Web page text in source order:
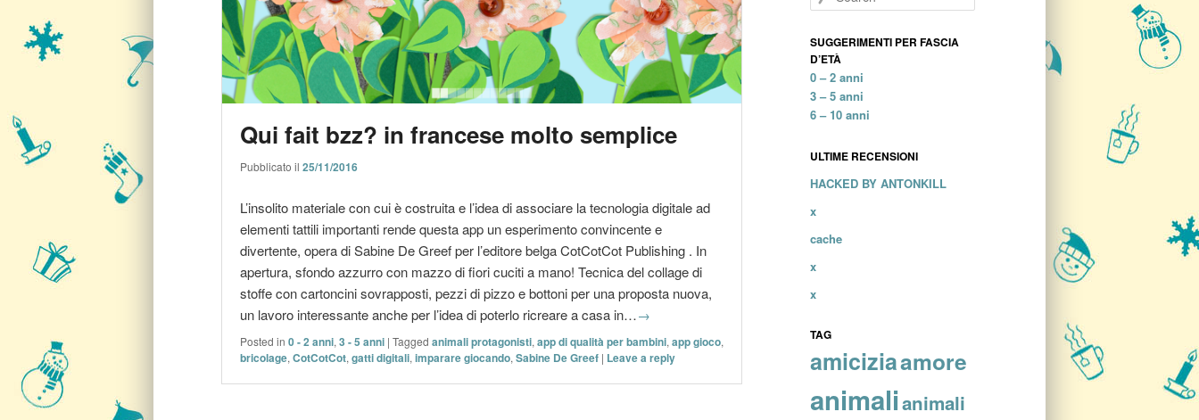
Qui fait bzz? in francese molto semplice
Pubblicato il 25/11/2016
L’insolito materiale con cui è costruita e l’idea di associare la tecnologia digitale ad
elementi tattili importanti rende questa app un esperimento convincente e
divertente, opera di Sabine De Greef per l’editore belga CotCotCot Publishing . In
apertura, sfondo azzurro con mazzo di fiori cuciti a mano! Tecnica del collage di
stoffe con cartoncini sovrapposti, pezzi di pizzo e bottoni per una proposta nuova,
un lavoro interessante anche per l’idea di poterlo ricreare a casa in…→
Posted in 0 - 2 anni, 3 - 5 anni | Tagged animali protagonisti, app di qualità per bambini, app gioco,
bricolage, CotCotCot, gatti digitali, imparare giocando, Sabine De Greef | Leave a reply
SUGGERIMENTI PER FASCIA
D’ETÀ
0 – 2 anni
3 – 5 anni
6 – 10 anni
ULTIME RECENSIONI
HACKED BY ANTONKILL
x
cache
x
x
TAG
amiciziaamore
animalianimali